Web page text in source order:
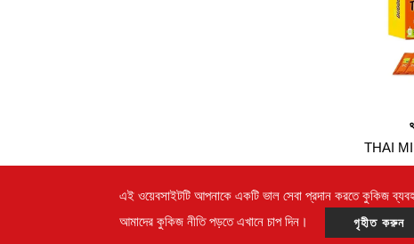
THAI
এই ওয়েবসাইটটি আপনাকে একটি ভাল সেবা প্রদান করতে কুকিজ
আমাদের কুকিজ নীতি পড়তে এখানে চাপ দিন।
গৃহীত করুন